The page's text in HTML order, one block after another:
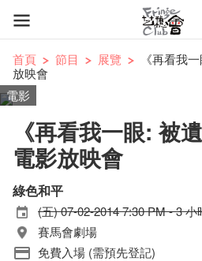
首頁 節目 展覽
《再看我
放映會
電影
《再看我一眼: 被
電影放映會
綠色和平
(五) 07-02-2014 7:30 PM - 3 小
賽馬會劇場
免費入場 (需預先登記)